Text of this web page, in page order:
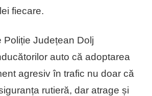
fiecare.
Poliție Județean Dolj
auto că adoptarea
agresiv în trafic nu doar că
rutieră, dar atrage și